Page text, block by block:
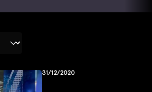
31/12/2020